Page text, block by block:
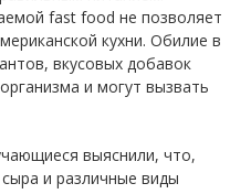
fast food не позволяет
кухни. Обилие в
вкусовых добавок
и могут вызвать
выяснили, что,
и различные виды